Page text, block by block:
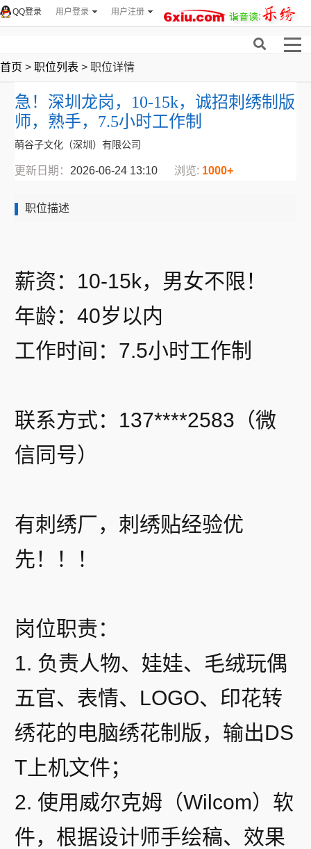
用户登录 用户注册
QQ登录
首页 > 职位列表 > 职位详情
急！深圳龙岗，10-15k，诚招刺绣制版
师，熟手，7.5小时工作制
萌谷子文化（深圳）有限公司
更新日期： 2026-06-24 13:10 浏览: 1000+
职位描述
薪资：10-15k，男女不限！
年龄：40岁以内
工作时间：7.5小时工作制
联系方式：137****2583（微
信同号）
有刺绣厂，刺绣贴经验优
先！！！
岗位职责：
1. 负责人物、娃娃、毛绒玩偶
五官、表情、LOGO、印花转
绣花的电脑绣花制版，输出DS
T上机文件；
2. 使用威尔克姆（Wilcom）软
件，根据设计师手绘稿、效果